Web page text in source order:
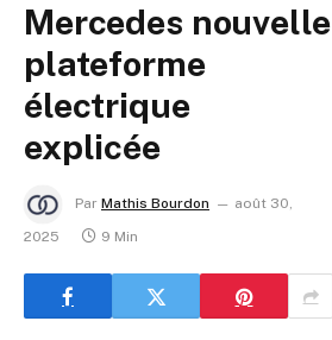
Mercedes nouvelle
plateforme
électrique
explicée
Par Mathis Bourdon
août 30,
2025
9 Min